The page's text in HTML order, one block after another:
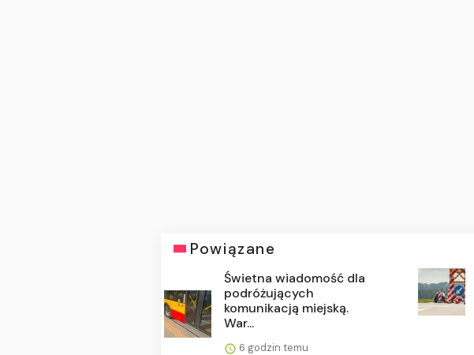
Powiązane
Świetna wiadomość dla
podróżujących
komunikacją miejską.
War...
6 godzin temu